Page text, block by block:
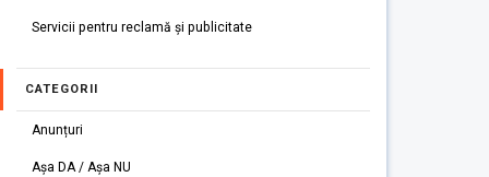
Servicii pentru reclamă și publicitate
CATEGORII
Anunțuri
Așa DA / Așa NU